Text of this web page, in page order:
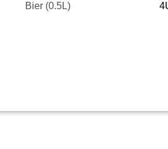
Bier (0.5L)